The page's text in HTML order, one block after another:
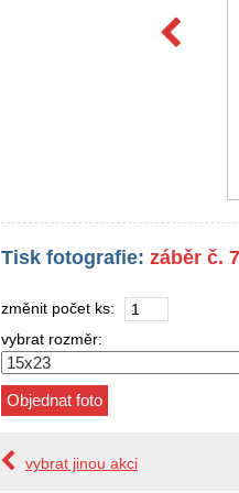
Tisk fotografie: záběr č.
změnit počet ks:
vybrat rozměr:
vybrat jinou akci